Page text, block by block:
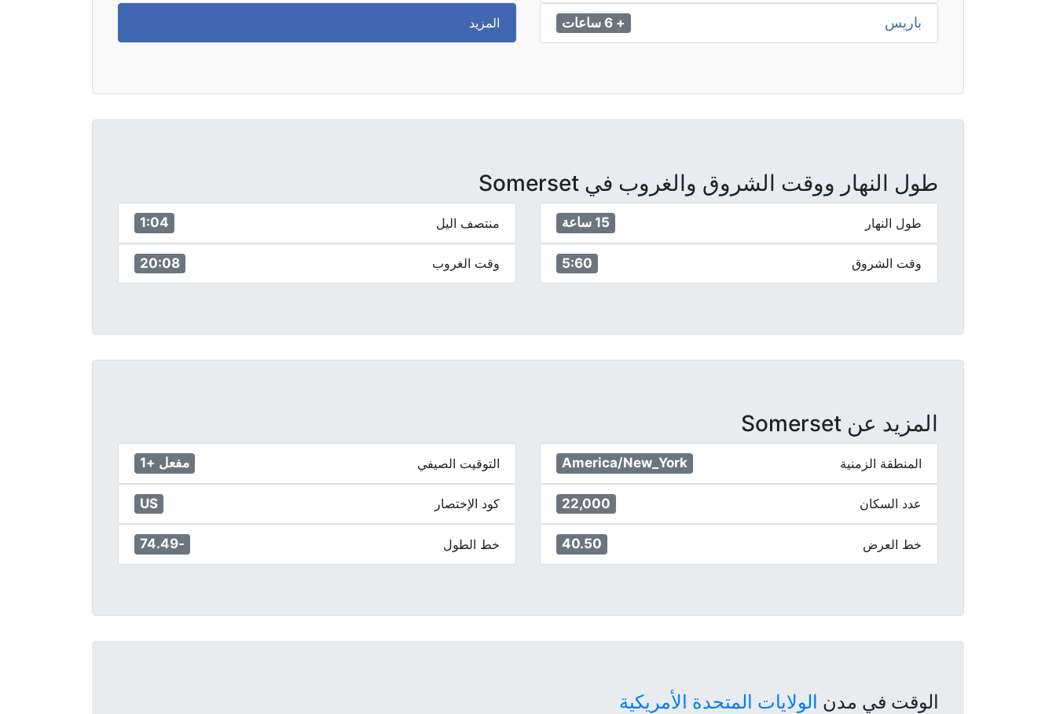
باريس + 6 ساعات المزيد
طول النهار ووقت الشروق والغروب في Somerset
طول النهار 15 ساعة منتصف اليل 1:04
وقت الشروق 5:60 وقت الغروب 20:08
المزيد عن Somerset
المنطقة الزمنية America/New_York التوقيت الصيفي مفعل +1
عدد السكان 22,000 كود الإختصار US
خط العرض 40.50 خط الطول -74.49
الوقت في مدن الولايات المتحدة الأمريكية